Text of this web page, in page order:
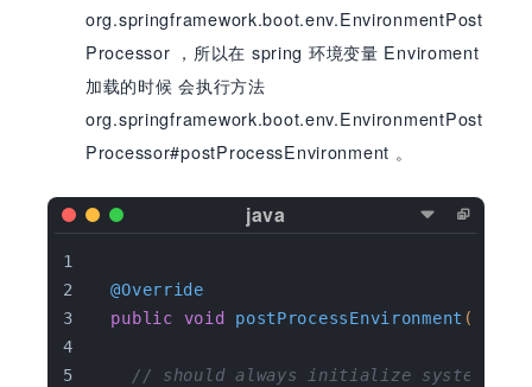
org.springframework.boot.env.EnvironmentPost
Processor ，所以在 spring 环境变量 Enviroment
加载的时候 会执行方法
org.springframework.boot.env.EnvironmentPost
Processor#postProcessEnvironment 。
@Override
public
void postProcessEnvironment
// should always initialize system